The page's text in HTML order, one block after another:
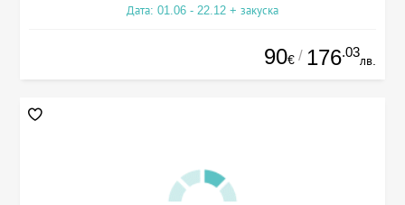
Дата: 01.06 - 22.12 + закуска
90€ / 176.03
лв.